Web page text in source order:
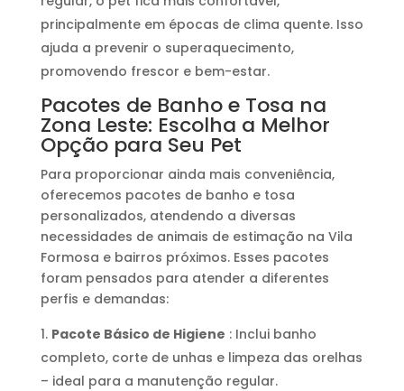
principalmente em épocas de clima quente. Isso
ajuda a prevenir o superaquecimento,
promovendo frescor e bem-estar.
Pacotes de Banho e Tosa na
Zona Leste: Escolha a Melhor
Opção para Seu Pet
Para proporcionar ainda mais conveniência,
oferecemos pacotes de banho e tosa
personalizados, atendendo a diversas
necessidades de animais de estimação na Vila
Formosa e bairros próximos. Esses pacotes
foram pensados ​​para atender a diferentes
perfis e demandas:
Pacote Básico de Higiene : Inclui banho
completo, corte de unhas e limpeza das orelhas
– ideal para a manutenção regular.